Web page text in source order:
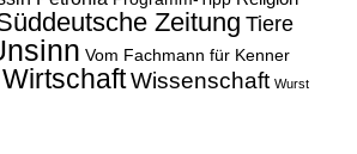
Zeitung Tiere
Vom Fachmann für Kenner
WirtschaftWissenschaft Wurst